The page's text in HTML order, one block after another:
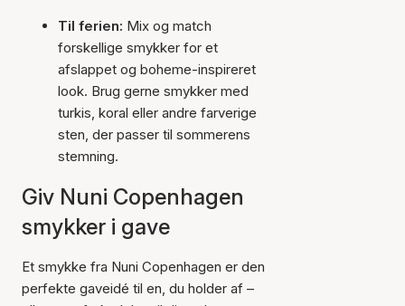
Til ferien: Mix og match
forskellige smykker for et
afslappet og boheme-inspireret
look. Brug gerne smykker med
turkis, koral eller andre farverige
sten, der passer til sommerens
stemning.
Giv Nuni Copenhagen
smykker i gave
Et smykke fra Nuni Copenhagen er den
perfekte gaveidé til en, du holder af –